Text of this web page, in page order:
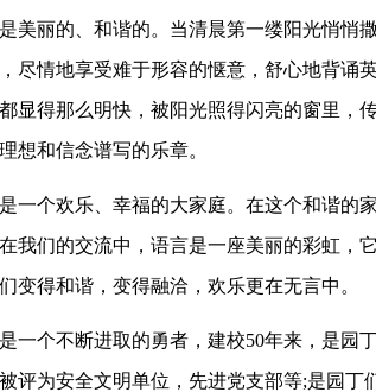
美丽的、和谐的。当清晨第一缕阳光悄悄
尽情地享受难于形容的惬意，舒心地背诵
显得那么明快，被阳光照得闪亮的窗里，
想和信念谱写的乐章。
一个欢乐、幸福的大家庭。在这个和谐的
我们的交流中，语言是一座美丽的彩虹，
变得和谐，变得融洽，欢乐更在无言中。
一个不断进取的勇者，建校50年来，是园
评为安全文明单位，先进党支部等;是园丁